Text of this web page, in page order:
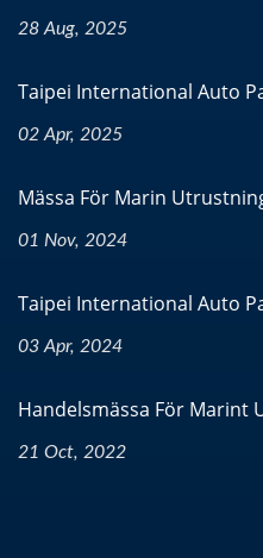
28 Aug, 2025
Taipei International Auto
02 Apr, 2025
Mässa För Marin
01 Nov, 2024
Taipei International Auto
03 Apr, 2024
Handelsmässa För Marint
21 Oct, 2022